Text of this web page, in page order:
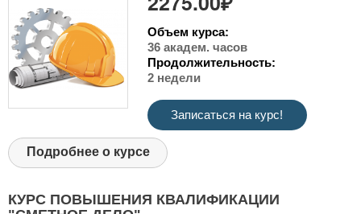
Объем курса:
36 академ. часов
Продолжительность:
2 недели
Записаться на курс!
Подробнее о курсе
КУРС ПОВЫШЕНИЯ КВАЛИФИКАЦИИ